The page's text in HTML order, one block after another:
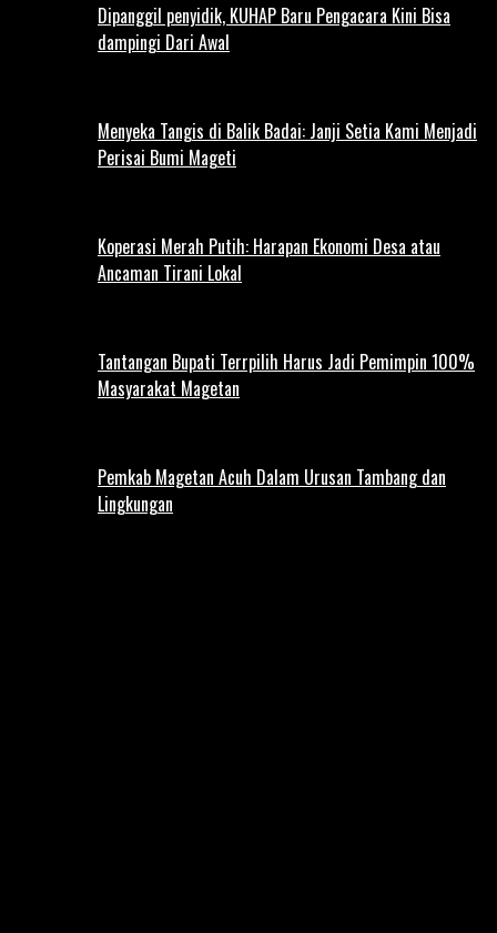
Dipanggil penyidik, KUHAP Baru Pengacara Kini Bisa
dampingi Dari Awal
Menyeka Tangis di Balik Badai: Janji Setia Kami Menjadi
Perisai Bumi Mageti
Koperasi Merah Putih: Harapan Ekonomi Desa atau
Ancaman Tirani Lokal
Tantangan Bupati Terrpilih Harus Jadi Pemimpin 100%
Masyarakat Magetan
Pemkab Magetan Acuh Dalam Urusan Tambang dan
Lingkungan